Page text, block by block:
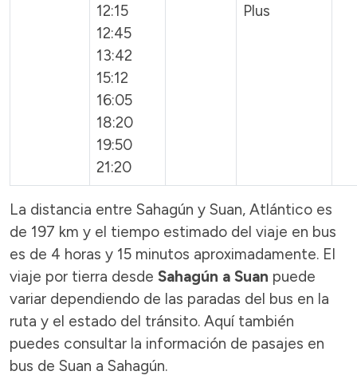
12:15
12:45
13:42
15:12
16:05
18:20
19:50
21:20
Plus
La distancia entre Sahagún y Suan, Atlántico es
de 197 km y el tiempo estimado del viaje en bus
es de 4 horas y 15 minutos aproximadamente. El
viaje por tierra desde Sahagún a Suan puede
variar dependiendo de las paradas del bus en la
ruta y el estado del tránsito. Aquí también
puedes consultar la información de pasajes en
bus de Suan a Sahagún.